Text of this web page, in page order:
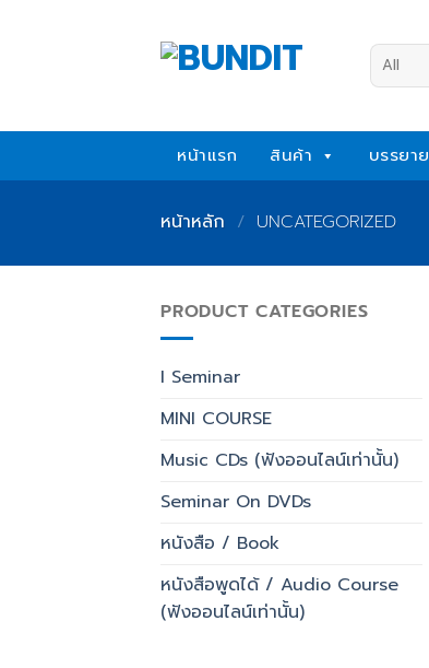
หน้าแรก สินค้า บรรยาย
หน้าหลัก / UNCATEGORIZED
PRODUCT CATEGORIES
I Seminar
MINI COURSE
Music CDs (ฟังออนไลน์เท่านั้น)
Seminar On DVDs
หนังสือ / Book
หนังสือพูดได้ / Audio Course
(ฟังออนไลน์เท่านั้น)